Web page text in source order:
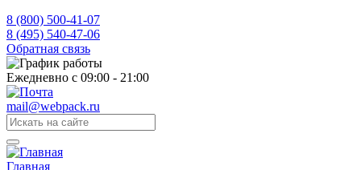
8 (800) 500-41-07
8 (495) 540-47-06
Обратная связь
Ежедневно с 09:00 - 21:00
mail@webpack.ru
Главная